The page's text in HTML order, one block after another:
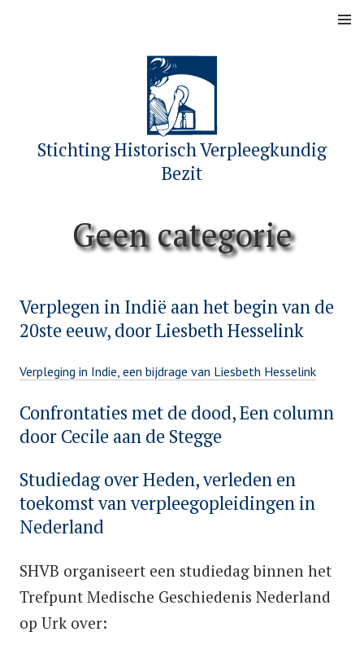
Stichting Historisch Verpleegkundig
Bezit
MENU
Geen categorie
Verplegen in Indië aan het begin van de
20ste eeuw, door Liesbeth Hesselink
o
t
e
o
n
n
v
e
b
y
h
v
Verpleging in Indie, een bijdrage van Liesbeth Hesselink
P
o
e
d
G
e
n
Confrontaties met de dood, Een column
door Cecile aan de Stegge
o
s
t
d
n
3
y
s
h
b
P
o
t
d
i
G
Studiedag over Heden, verleden en
toekomst van verpleegopleidingen in
Nederland
o
s
y
s
SHVB organiseert een studiedag binnen het
Trefpunt Medische Geschiedenis Nederland
op Urk over: